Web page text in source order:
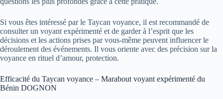
Si vous êtes intéressé par le Taycan voyance, il est recommandé de
consulter un voyant expérimenté et de garder à l’esprit que les
décisions et les actions prises par vous-même peuvent influencer le
déroulement des événements. Il vous oriente avec des précision sur la
voyance en rituel d’amour, protection.
Efficacité du Taycan voyance – Marabout voyant expérimenté du
Bénin DOGNON